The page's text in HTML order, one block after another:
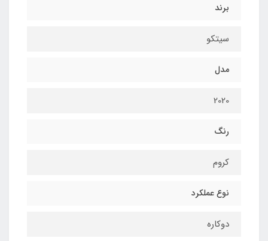
برند
سیتکو
مدل
2020
رنگ
کروم
نوع عملکرد
دوکاره